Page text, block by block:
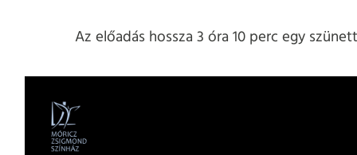
Az előadás hossza 3 óra 10 perc egy